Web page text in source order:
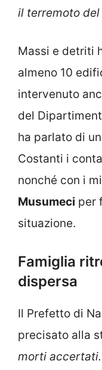
il terremoto del
Massi e detriti
almeno 10
intervenuto
del
ha parlato di
Costanti i
nonché con i
Musumeci per
situazione.
Famiglia
dispersa
Il Prefetto di
precisato alla
morti